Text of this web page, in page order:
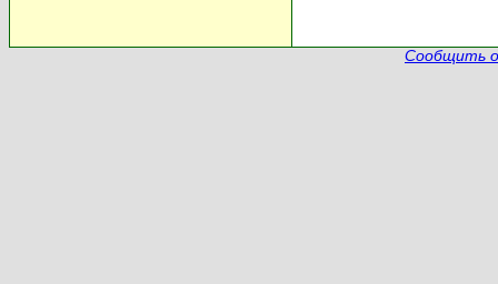
Сообщить о